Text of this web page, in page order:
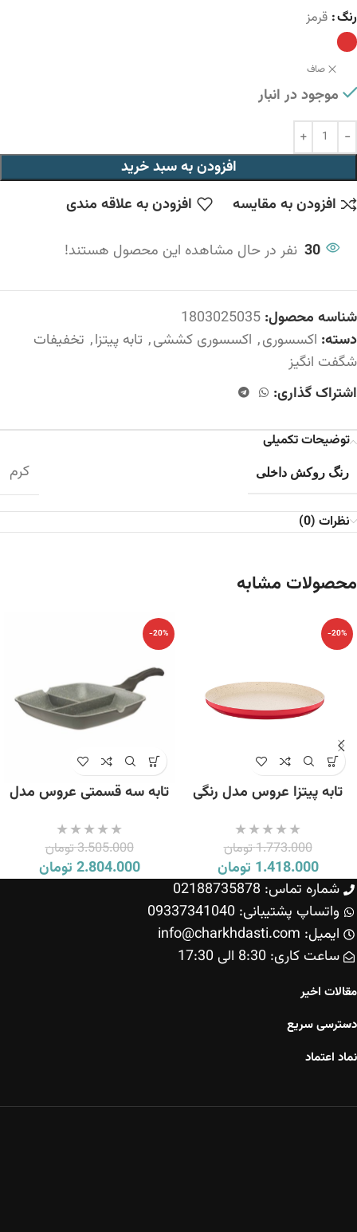
رنگ قرمز
صاف
موجود در انبار
افزودن به سبد خرید
افزودن به مقایسه
افزودن به علاقه مندی
30 نفر در حال مشاهده این محصول هستند!
شناسه محصول: 1803025035
دسته: اکسسوری, اکسسوری کششی, تابه پیتزا, تخفیفات
شگفت انگیز
اشتراک گذاری:
توضیحات تکمیلی
رنگ روکش داخلی کرم
نظرات (0)
محصولات مشابه
-20%
تابه پیتزا عروس مدل رنگی
1.773.000تومان
1.418.000 تومان
-20%
تابه سه قسمتی عروس مدل
3.505.000تومان
2.804.000 تومان
شماره تماس: 02188735878
واتساپ پشتیبانی: 09337341040
ایمیل: info@charkhdasti.com
ساعت کاری: 8:30 الی 17:30
مقالات اخیر
دسترسی سریع
نماد اعتماد